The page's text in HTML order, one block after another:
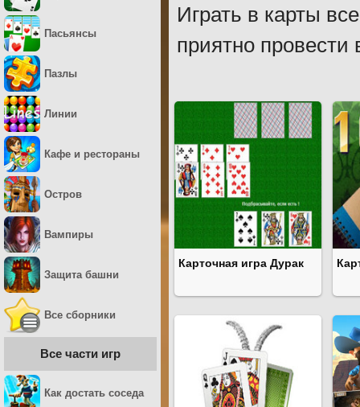
Играть в карты
приятно провести
Карточная игра Дурак
Пасьянсы
Пазлы
Линии
Кафе и рестораны
Остров
Вампиры
Защита башни
Все сборники
Все части игр
Как достать соседа